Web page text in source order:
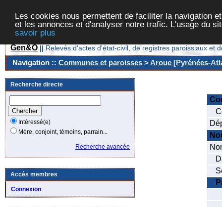
Les cookies nous permettent de faciliter la navigation
et les annonces et d'analyser notre trafic. L'usage du
savoir plus
Gen&O || Relevés d'actes d'état-civil, de registres paroissiaux et
Navigation :: Communes et paroisses >Aroue [Pyrénées-
Recherche directe
Intéressé(e)
Mère, conjoint, témoins, parrain...
Recherche avancée
Accès membres
Connexion